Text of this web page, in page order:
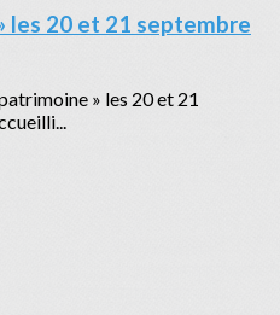
les 20 et 21 septembre
» les 20 et 21